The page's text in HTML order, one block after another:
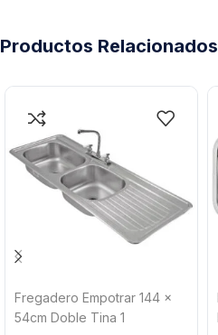
Productos Relacionados
Fregadero Empotrar 144 x
54cm Doble Tina 1